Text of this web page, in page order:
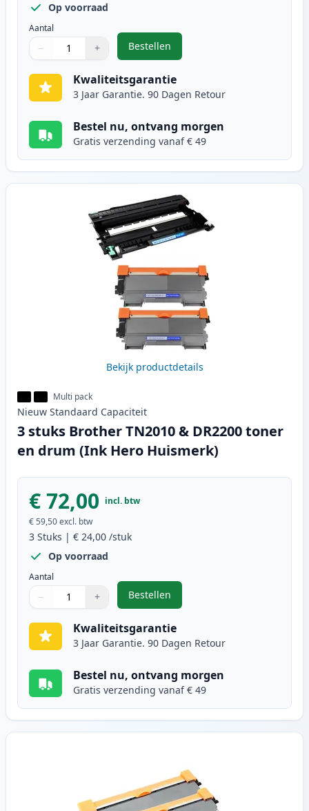
Op voorraad
Aantal
Gebruik de knoppen om aan te passen
− +
1
Bestellen
,3 stuks Brother TN2220 /
Kwaliteitsgarantie
3 Jaar Garantie. 90 Dagen Retour
Bestel nu, ontvang morgen
Gratis verzending vanaf € 49
Bekijk productdetails
Multi pack
Nieuw Standaard Capaciteit
3 stuks Brother TN2010 & DR2200 toner
en drum (Ink Hero Huismerk)
€ 72,00 incl. btw
€ 59,50excl. btw
3 Stuks | € 24,00 /stuk
Op voorraad
Aantal
Gebruik de knoppen om aan te passen
− +
1
Bestellen
,3 stuks Brother TN2010 &
Kwaliteitsgarantie
3 Jaar Garantie. 90 Dagen Retour
Bestel nu, ontvang morgen
Gratis verzending vanaf € 49